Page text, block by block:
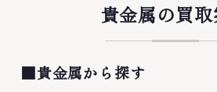
貴金属の買取
■貴金属から探す